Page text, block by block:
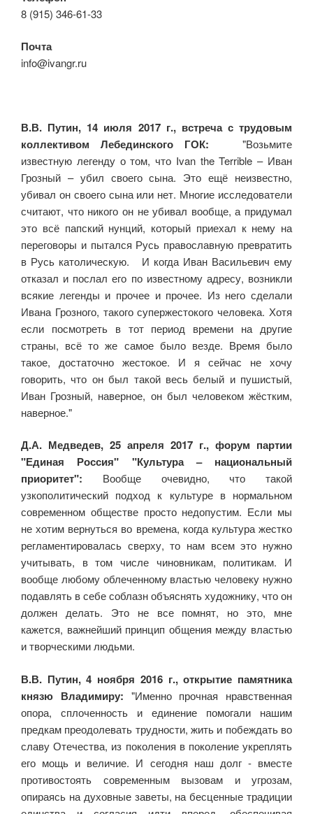
8 (915) 346-61-33
Почта
info@ivangr.ru
В.В. Путин, 14 июля 2017 г., встреча с трудовым
коллективом Лебединского ГОК: "Возьмите
известную легенду о том, что Ivan the Terrible – Иван
Грозный – убил своего сына. Это ещё неизвестно,
убивал он своего сына или нет. Многие исследователи
считают, что никого он не убивал вообще, а придумал
это всё папский нунций, который приехал к нему на
переговоры и пытался Русь православную превратить
в Русь католическую. И когда Иван Васильевич ему
отказал и послал его по известному адресу, возникли
всякие легенды и прочее и прочее. Из него сделали
Ивана Грозного, такого супержестокого человека. Хотя
если посмотреть в тот период времени на другие
страны, всё то же самое было везде. Время было
такое, достаточно жестокое. И я сейчас не хочу
говорить, что он был такой весь белый и пушистый,
Иван Грозный, наверное, он был человеком жёстким,
наверное."
Д.А. Медведев, 25 апреля 2017 г., форум партии
"Единая Россия" "Культура – национальный
приоритет": Вообще очевидно, что такой
узкополитический подход к культуре в нормальном
современном обществе просто недопустим. Если мы
не хотим вернуться во времена, когда культура жестко
регламентировалась сверху, то нам всем это нужно
учитывать, в том числе чиновникам, политикам. И
вообще любому облеченному властью человеку нужно
подавлять в себе соблазн объяснять художнику, что он
должен делать. Это не все помнят, но это, мне
кажется, важнейший принцип общения между властью
и творческими людьми.
В.В. Путин, 4 ноября 2016 г., открытие памятника
князю Владимиру: "Именно прочная нравственная
опора, сплоченность и единение помогали нашим
предкам преодолевать трудности, жить и побеждать во
славу Отечества, из поколения в поколение укреплять
его мощь и величие. И сегодня наш долг - вместе
противостоять современным вызовам и угрозам,
опираясь на духовные заветы, на бесценные традиции